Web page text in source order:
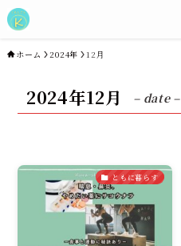
ホーム 2024年 12月
2024年12月 – date –
ともに暮らす